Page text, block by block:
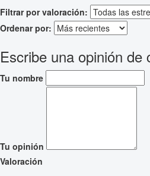
Filtrar por valoración:
Ordenar por:
Escribe una opinión de
Tu nombre
Tu opinión
Valoración